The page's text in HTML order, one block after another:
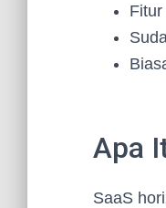
Apa
SaaS